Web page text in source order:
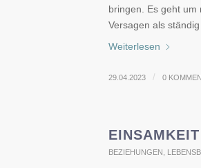
bringen. Es geht
Versagen als
Weiterlesen
29.04.2023 / 0
BEZIEHUNGEN